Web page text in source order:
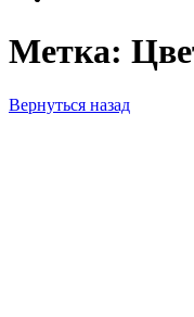
Метка:
Вернуться назад